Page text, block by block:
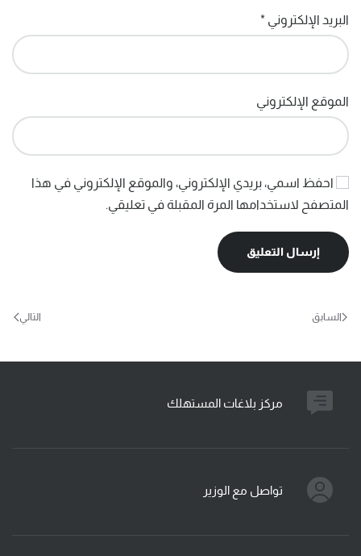
البريد الإلكتروني *
الموقع الإلكتروني
احفظ اسمي، بريدي الإلكتروني، والموقع الإلكتروني في هذا
المتصفح لاستخدامها المرة المقبلة في تعليقي.
إرسال التعليق
السابق التالي
مركز بلاغات المستهلك
تواصل مع الوزير